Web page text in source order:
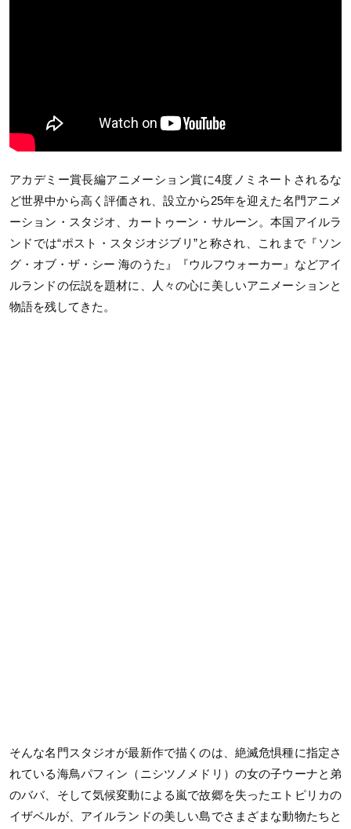
アカデミー賞長編アニメーション賞に4度ノミネートされるな
ど世界中から高く評価され、設立から25年を迎えた名門アニメ
ーション・スタジオ、カートゥーン・サルーン。本国アイルラ
ンドでは“ポスト・スタジオジブリ”と称され、これまで『ソン
グ・オブ・ザ・シー 海のうた』『ウルフウォーカー』などアイ
ルランドの伝説を題材に、人々の心に美しいアニメーションと
物語を残してきた。
そんな名門スタジオが最新作で描くのは、絶滅危惧種に指定さ
れている海鳥パフィン（ニシツノメドリ）の女の子ウーナと弟
のババ、そして気候変動による嵐で故郷を失ったエトピリカの
イザベルが、アイルランドの美しい島でさまざまな動物たちと